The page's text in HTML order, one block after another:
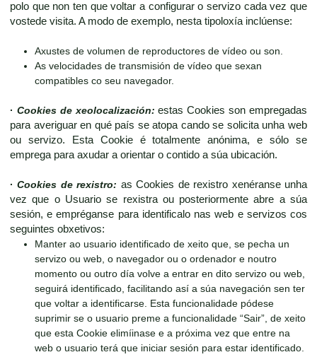
polo que non ten que voltar a configurar o servizo cada vez que
vostede visita. A modo de exemplo, nesta tipoloxía inclúense:
Axustes de volumen de reproductores de vídeo ou son.
As velocidades de transmisión de vídeo que sexan
compatibles co seu navegador.
· Cookies de xeolocalización: estas Cookies son empregadas
para averiguar en qué país se atopa cando se solicita unha web
ou servizo. Esta Cookie é totalmente anónima, e sólo se
emprega para axudar a orientar o contido a súa ubicación.
·Cookies de rexistro: as Cookies de rexistro xenéranse unha
vez que o Usuario se rexistra ou posteriormente abre a súa
sesión, e empréganse para identificalo nas web e servizos cos
seguintes obxetivos:
Manter ao usuario identificado de xeito que, se pecha un
servizo ou web, o navegador ou o ordenador e noutro
momento ou outro día volve a entrar en dito servizo ou web,
seguirá identificado, facilitando así a súa navegación sen ter
que voltar a identificarse. Esta funcionalidade pódese
suprimir se o usuario preme a funcionalidade “Sair”, de xeito
que esta Cookie elimíinase e a próxima vez que entre na
web o usuario terá que iniciar sesión para estar identificado.